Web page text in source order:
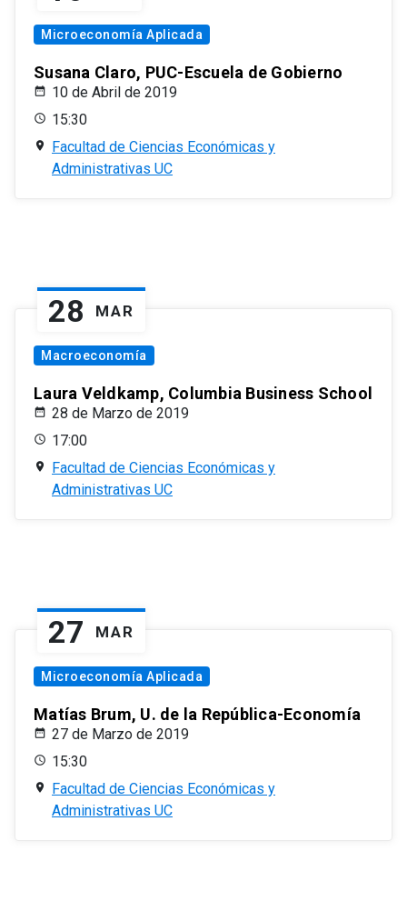
Microeconomía Aplicada
Susana Claro, PUC-Escuela de Gobierno
10 de Abril de 2019
15:30
Facultad de Ciencias Económicas y
Administrativas UC
28 MAR
Macroeconomía
Laura Veldkamp, Columbia Business School
28 de Marzo de 2019
17:00
Facultad de Ciencias Económicas y
Administrativas UC
27 MAR
Microeconomía Aplicada
Matías Brum, U. de la República-Economía
27 de Marzo de 2019
15:30
Facultad de Ciencias Económicas y
Administrativas UC